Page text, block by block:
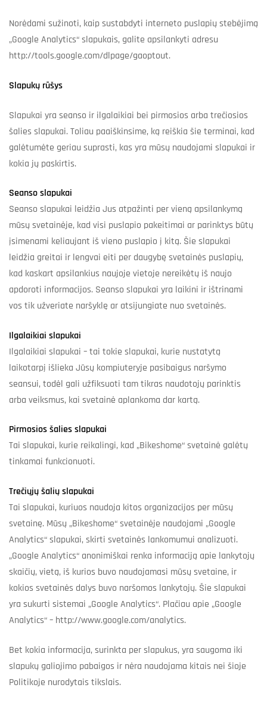
Norėdami sužinoti, kaip sustabdyti interneto puslapių stebėjimą
„Google Analytics“ slapukais, galite apsilankyti adresu
http://tools.google.com/dlpage/gaoptout.
Slapukų rūšys
Slapukai yra seanso ir ilgalaikiai bei pirmosios arba trečiosios
šalies slapukai. Toliau paaiškinsime, ką reiškia šie terminai, kad
galėtumėte geriau suprasti, kas yra mūsų naudojami slapukai ir
kokia jų paskirtis.
Seanso slapukai
Seanso slapukai leidžia Jus atpažinti per vieną apsilankymą
mūsų svetainėje, kad visi puslapio pakeitimai ar parinktys būtų
įsimenami keliaujant iš vieno puslapio į kitą. Šie slapukai
leidžia greitai ir lengvai eiti per daugybę svetainės puslapių,
kad kaskart apsilankius naujoje vietoje nereikėtų iš naujo
apdoroti informacijos. Seanso slapukai yra laikini ir ištrinami
vos tik užveriate naršyklę ar atsijungiate nuo svetainės.
Ilgalaikiai slapukai
Ilgalaikiai slapukai – tai tokie slapukai, kurie nustatytą
laikotarpį išlieka Jūsų kompiuteryje pasibaigus naršymo
seansui, todėl gali užfiksuoti tam tikras naudotojų parinktis
arba veiksmus, kai svetainė aplankoma dar kartą.
Pirmosios šalies slapukai
Tai slapukai, kurie reikalingi, kad „Bikeshome“ svetainė galėtų
tinkamai funkcionuoti.
Trečiųjų šalių slapukai
Tai slapukai, kuriuos naudoja kitos organizacijos per mūsų
svetainę. Mūsų „Bikeshome“ svetainėje naudojami „Google
Analytics“ slapukai, skirti svetainės lankomumui analizuoti.
„Google Analytics“ anonimiškai renka informaciją apie lankytojų
skaičių, vietą, iš kurios buvo naudojamasi mūsų svetaine, ir
kokios svetainės dalys buvo naršomos lankytojų. Šie slapukai
yra sukurti sistemai „Google Analytics“. Plačiau apie „Google
Analytics“ – http://www.google.com/analytics.
Bet kokia informacija, surinkta per slapukus, yra saugoma iki
slapukų galiojimo pabaigos ir nėra naudojama kitais nei šioje
Politikoje nurodytais tikslais.